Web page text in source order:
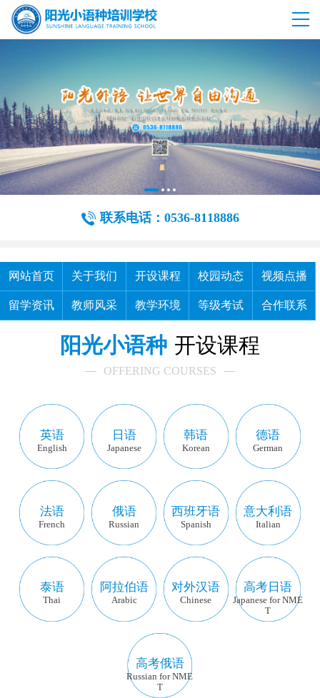
联系电话：0536-8118886
网站首页 关于我们 开设课程 校园动态 视频点播
留学资讯 教师风采 教学环境 等级考试 合作联系
阳光小语种 开设课程
OFFERING COURSES
英语
English
日语
Japanese
韩语
Korean
德语
German
法语
French
俄语
Russian
西班牙语
Spanish
意大利语
Italian
泰语
Thai
阿拉伯语
Arabic
对外汉语
Chinese
高考日语
Japanese for NME
T
高考俄语
Russian for NME
T